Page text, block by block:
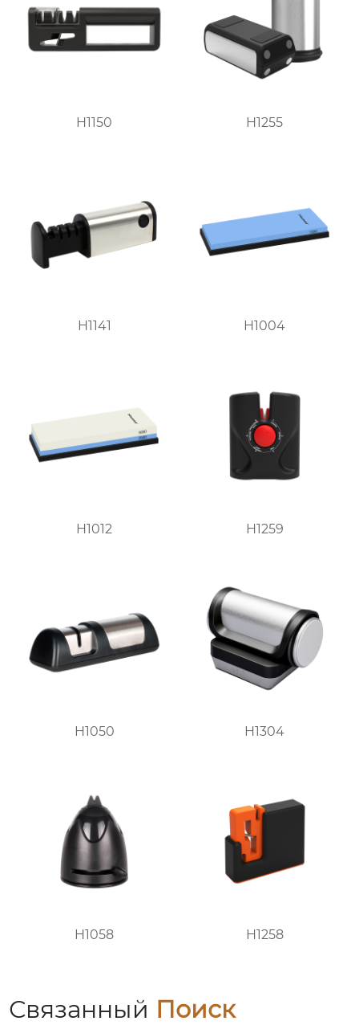
H1150 H1255
H1141 H1004
H1012 H1259
H1050 H1304
H1058 H1258
Связанный Поиск